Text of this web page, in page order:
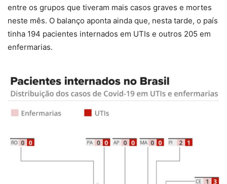
entre os grupos que tiveram mais casos graves e mortes
neste mês. O balanço aponta ainda que, nesta tarde, o país
tinha 194 pacientes internados em UTIs e outros 205 em
enfermarias.